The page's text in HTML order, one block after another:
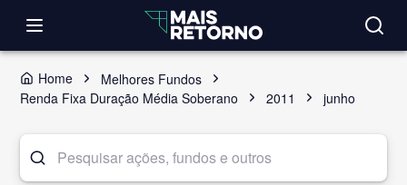
Home
Melhores Fundos
Renda Fixa Duração Média Soberano
2011 junho